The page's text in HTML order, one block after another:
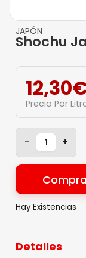
JAPÓN
Shochu
12,30
Precio Por
- +
Hay Existencias
Detalles